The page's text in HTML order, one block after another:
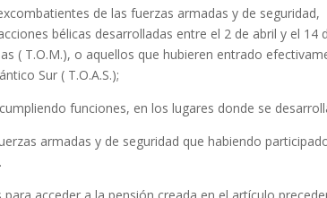
de las fuerzas armadas y de seguridad,
bélicas desarrolladas entre el 2 de abril y el
( T.O.M.), o aquellos que hubieren entrado
Sur ( T.O.A.S.);
funciones, en los lugares donde se
armadas y de seguridad que habiendo